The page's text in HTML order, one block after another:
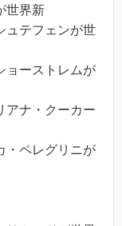
世界新
ュテフェンが世
ョーストレムが
アナ・クーカー
・ペレグリニが